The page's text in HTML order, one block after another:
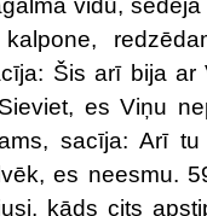
vidū,
Šis arī bija ar
es Viņu
sacīja: Arī
es neesmu.
kāds cits